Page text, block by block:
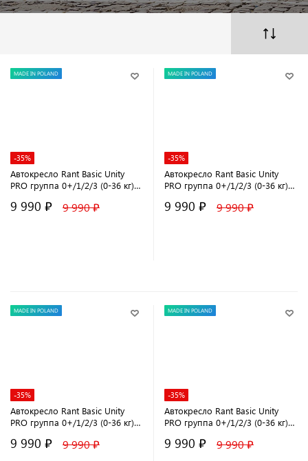
MADE IN POLAND
-35%
Автокресло Rant Basic Unity
PRO группа 0+/1/2/3 (0-36 кг)
9 990 ₽ 9 990 ₽
MADE IN POLAND
-35%
Автокресло Rant Basic Unity
PRO группа 0+/1/2/3 (0-36 кг)
9 990 ₽ 9 990 ₽
MADE IN POLAND
-35%
Автокресло Rant Basic Unity
PRO группа 0+/1/2/3 (0-36 кг)
9 990 ₽ 9 990 ₽
MADE IN POLAND
-35%
Автокресло Rant Basic Unity
PRO группа 0+/1/2/3 (0-36 кг)
9 990 ₽ 9 990 ₽